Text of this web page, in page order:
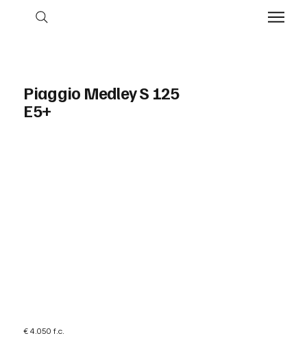
Piaggio Medley S 125
E5+
€ 4.050 f.c.